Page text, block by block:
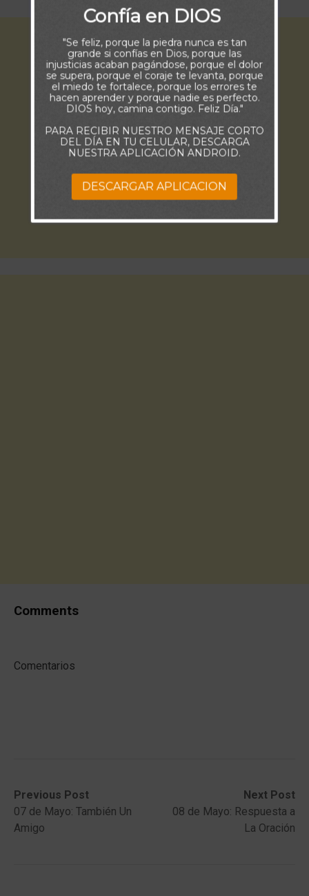
Comments
Comentarios
Post
navigation
Previous Post
Previous
post:07 de Mayo: También Un
Amigo
Next Post
Next
post:
08 de Mayo: Respuesta a
La Oración
Confía en DIOS
"Se feliz, porque la piedra nunca es tan
grande si confías en Dios, porque las
injusticias acaban pagándose, porque el dolor
se supera, porque el coraje te levanta, porque
el miedo te fortalece, porque los errores te
hacen aprender y porque nadie es perfecto.
DIOS hoy, camina contigo. Feliz Día."
PARA RECIBIR NUESTRO MENSAJE CORTO
DEL DÍA EN TU CELULAR, DESCARGA
NUESTRA APLICACIÓN ANDROID.
DESCARGAR APLICACION